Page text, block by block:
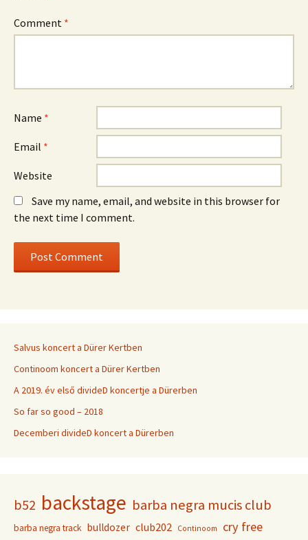
Comment *
Name *
Email *
Website
Save my name, email, and website in this browser for
the next time I comment.
Salvus koncert a Dürer Kertben
Continoom koncert a Dürer Kertben
A 2019. év első divideD koncertje a Dürerben
So far so good – 2018
Decemberi divideD koncert a Dürerben
b52 backstage barba negra mucis club
barba negra track bulldozer club202 Continoom cry free